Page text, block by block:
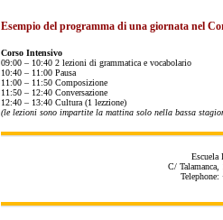
Esempio del programma di una giornata nel
Corso Intensivo
09:00 – 10:40 2 lezioni di grammatica e vocabolario
10:40 – 11:00 Pausa
11:00 – 11:50 Composizione
11:50 – 12:40 Conversazione
12:40 – 13:40 Cultura (1 lezzione)
(le lezioni sono impartite la mattina solo nella bassa
Escuela
C/ Talamanca,